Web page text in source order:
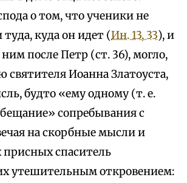
о том, что ученики не
куда он идет (Ин. 13, 33), и
после Петр (ст. 36), могло,
Иоанна Златоуста,
будто «ему одному (т. е.
сопребывания с
на скорбные мысли и
присных спаситель
утешительным откровением: